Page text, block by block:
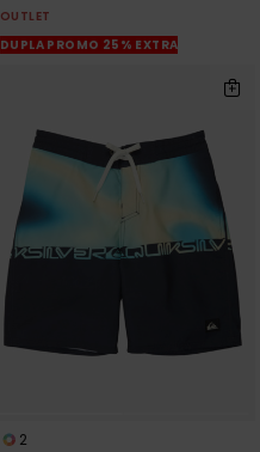
OUTLET
DUPLA PROMO 25% EXTRA
2